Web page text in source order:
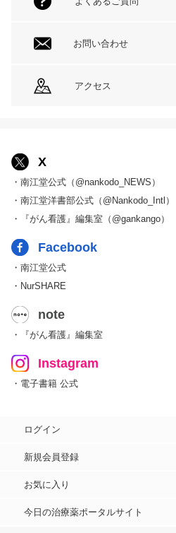
お問い合わせ
アクセス
X
・南江堂公式（@nankodo_NEWS）
・南江堂洋書部公式（@Nankodo_Intl）
・『がん看護』編集室（@gankango）
Facebook
・南江堂公式
・NurSHARE
note
・『がん看護』編集室
Instagram
・電子書籍 公式
ログイン
新規会員登録
お気に入り
今日の治療薬ポータルサイト